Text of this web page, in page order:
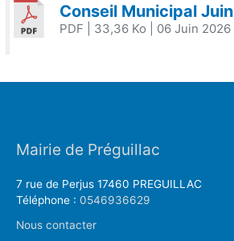
Conseil Municipal Juin
PDF | 33,36 Ko | 06 Juin 2026
Mairie de Préguillac
7 rue de Perjus 17460 PREGUILLAC
Téléphone : 0546936629
Nous contacter